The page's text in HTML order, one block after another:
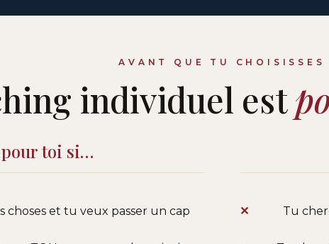
AVANT QUE TU CHOISISSES
individuel est
pour toi si…
choses et tu veux passer un cap Tu